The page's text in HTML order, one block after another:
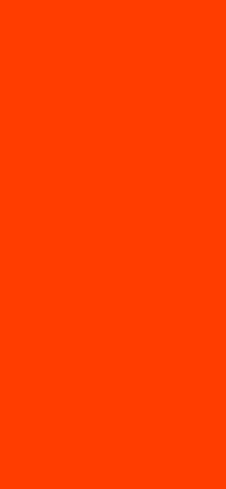
ajuts de
de